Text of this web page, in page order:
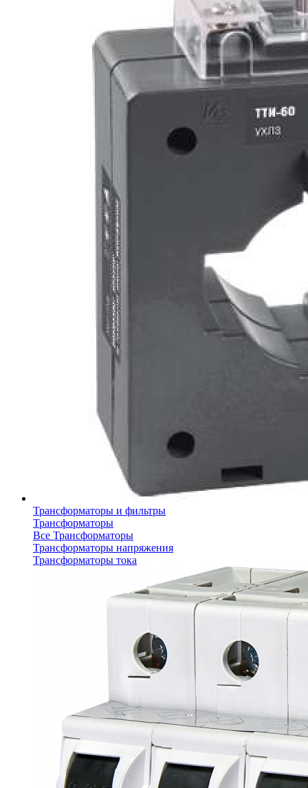
Трансформаторы и фильтры
Трансформаторы
Все Трансформаторы
Трансформаторы напряжения
Трансформаторы тока